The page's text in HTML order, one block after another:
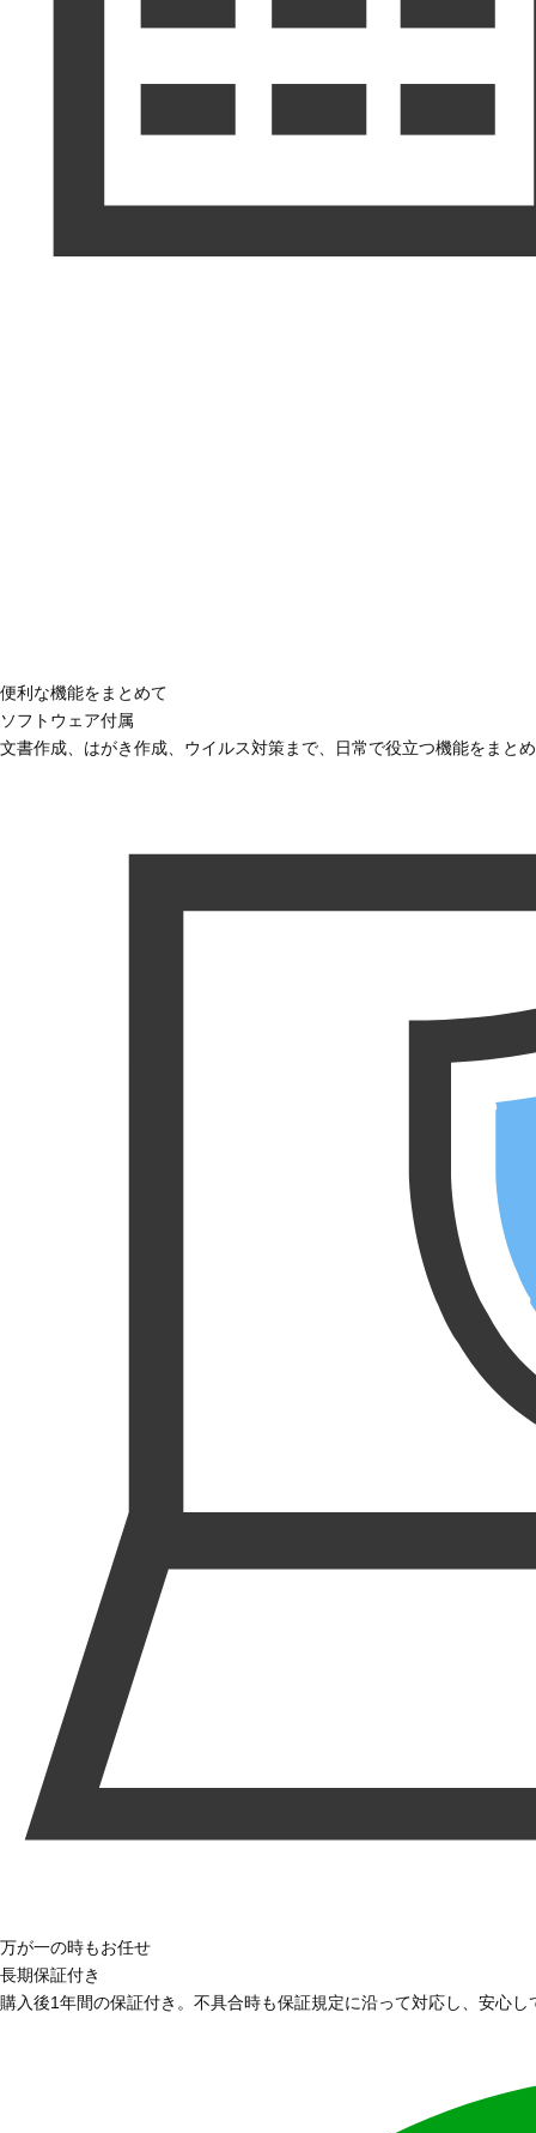
便利な機能をまとめて
ソフトウェア付属
文書作成、はがき作成、ウイルス対策まで、日常で役立つ機能をまと
万が一の時もお任せ
長期保証付き
購入後1年間の保証付き。不具合時も保証規定に沿って対応し、安心